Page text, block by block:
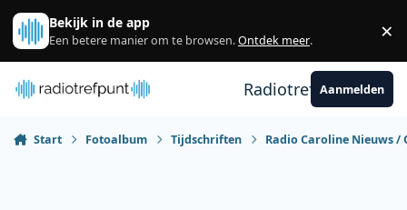
Spring naar bijdragen
Bekijk in de app
Een betere manier om te browsen.Ontdek meer. ×
RadiotrefpuntAanmelden
Start Fotoalbum Tijdschriften Radio Caroline Nieuws /